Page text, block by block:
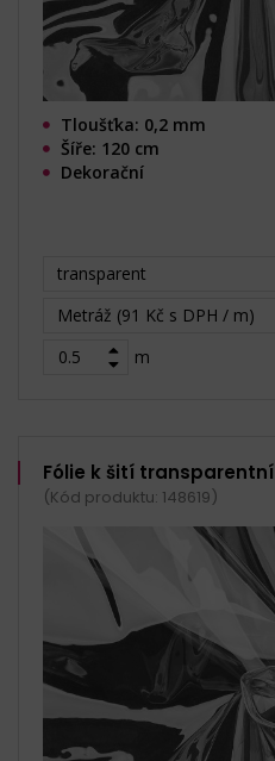
Tloušťka: 0,2 mm
Šíře: 120 cm
Dekorační
transparent
Metráž (91 Kč s DPH / m)
m
Fólie k šití transparentní
(Kód produktu: 148619)